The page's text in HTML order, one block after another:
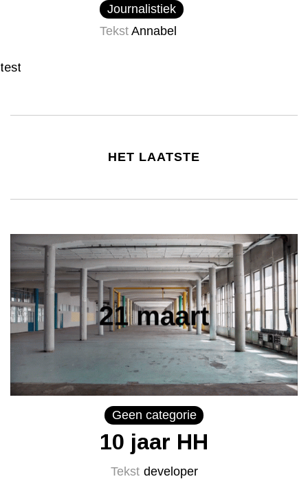
Journalistiek
Tekst Annabel
test
HET LAATSTE
Geen categorie
10 jaar HH
Tekst developer